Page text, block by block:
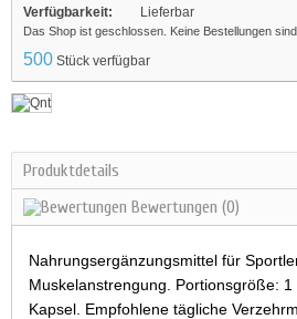
Verfügbarkeit: Lieferbar
Das Shop ist geschlossen. Keine Bestellungen sind
500 Stück verfügbar
Produktdetails
Bewertungen (0)
Nahrungsergänzungsmittel für
Muskelanstrengung. Portionsgröße: 1
Kapsel. Empfohlene tägliche